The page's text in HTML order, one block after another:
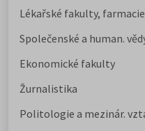
Lékařské fakulty, farmacie
Společenské a human.
Ekonomické fakulty
Žurnalistika
Politologie a mezinár.